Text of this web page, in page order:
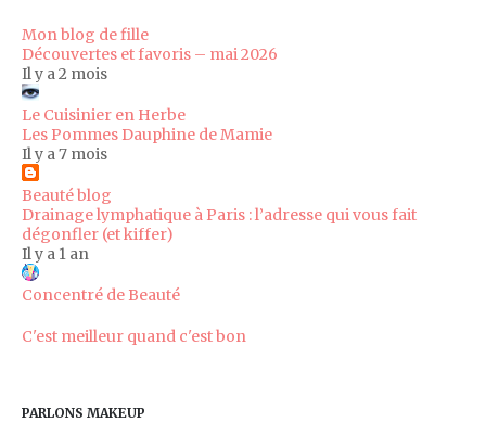
Mon blog de fille
Découvertes et favoris – mai 2026
Il y a 2 mois
Le Cuisinier en Herbe
Les Pommes Dauphine de Mamie
Il y a 7 mois
Beauté blog
Drainage lymphatique à Paris : l’adresse qui vous fait
dégonfler (et kiffer)
Il y a 1 an
Concentré de Beauté
C'est meilleur quand c'est bon
PARLONS MAKEUP